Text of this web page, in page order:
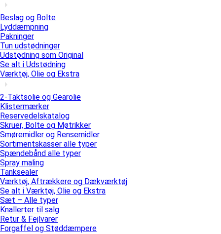
Beslag og Bolte
Lyddæmpning
Pakninger
Tun udstødninger
Udstødning som Original
Se alt i Udstødning
Værktøj, Olie og Ekstra
2-Taktsolie og Gearolie
Klistermærker
Reservedelskatalog
Skruer, Bolte og Møtrikker
Smøremidler og Rensemidler
Sortimentskasser alle typer
Spændebånd alle typer
Spray maling
Tanksealer
Værktøj, Aftrækkere og Dækværktøj
Se alt i Værktøj, Olie og Ekstra
Sæt – Alle typer
Knallerter til salg
Retur & Fejlvarer
Forgaffel og Støddæmpere